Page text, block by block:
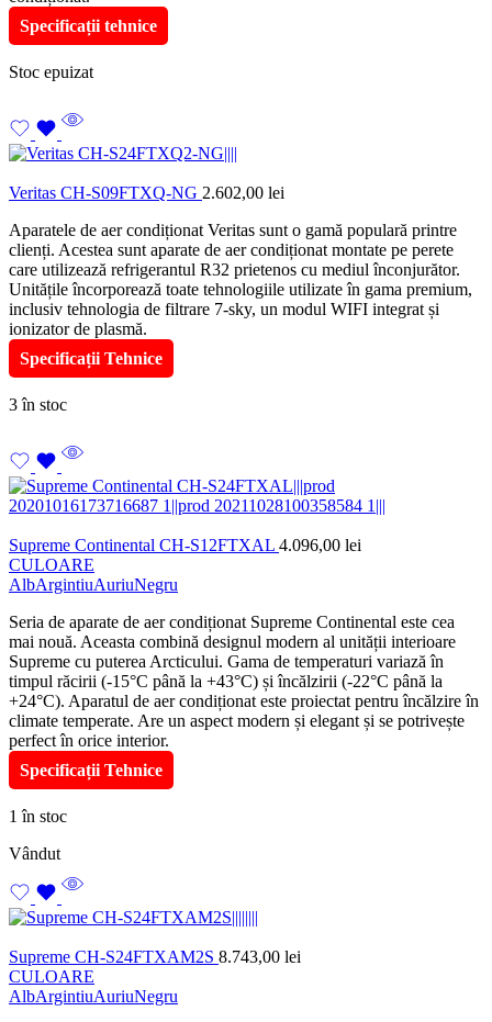
Specificații tehnice
Stoc epuizat
Veritas CH-S09FTXQ-NG 2.602,00 lei
Aparatele de aer condiționat Veritas sunt o gamă populară printre
clienți. Acestea sunt aparate de aer condiționat montate pe perete
care utilizează refrigerantul R32 prietenos cu mediul înconjurător.
Unitățile încorporează toate tehnologiile utilizate în gama premium,
inclusiv tehnologia de filtrare 7-sky, un modul WIFI integrat și
ionizator de plasmă.
Specificații Tehnice
3 în stoc
Supreme Continental CH-S12FTXAL 4.096,00 lei
CULOARE
AlbArgintiuAuriuNegru
Seria de aparate de aer condiționat Supreme Continental este cea
mai nouă. Aceasta combină designul modern al unității interioare
Supreme cu puterea Arcticului. Gama de temperaturi variază în
timpul răcirii (-15°C până la +43°C) și încălzirii (-22°C până la
+24°C). Aparatul de aer condiționat este proiectat pentru încălzire în
climate temperate. Are un aspect modern și elegant și se potrivește
perfect în orice interior.
Specificații Tehnice
1 în stoc
Vândut
Supreme CH-S24FTXAM2S 8.743,00 lei
CULOARE
AlbArgintiuAuriuNegru